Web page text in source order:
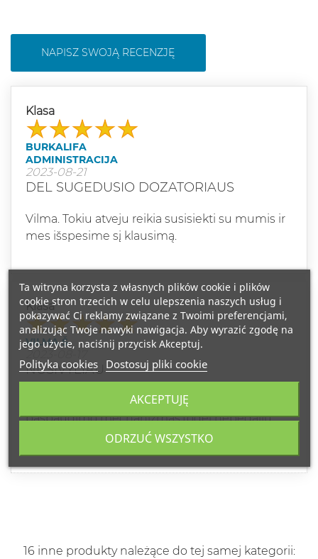
NAPISZ SWOJĄ RECENZJĘ
Klasa
BURKALIFA
ADMINISTRACIJA
2023-08-21
DEL SUGEDUSIO DOZATORIAUS
Vilma. Tokiu atveju reikia susisiekti su mumis ir
mes išspesime sį klausimą.
Klasa
VILMA Š
NUSIVYLIAU
Panaudojus nepilną mėnesį sugedo
paspaudimo mechanizmas,todėl nebegaliu
naudoti...Likau be veido kremo per atostogas...
16 inne produkty należące do tej samej kategorii:
Ta witryna korzysta z własnych plików cookie i plików
cookie stron trzecich w celu ulepszenia naszych usług i
pokazywać Ci reklamy związane z Twoimi preferencjami,
analizując Twoje nawyki nawigacja. Aby wyrazić zgodę na
jego użycie, naciśnij przycisk Akceptuj.
Polityka cookies Dostosuj pliki cookie
ODRZUĆ WSZYSTKO
AKCEPTUJĘ